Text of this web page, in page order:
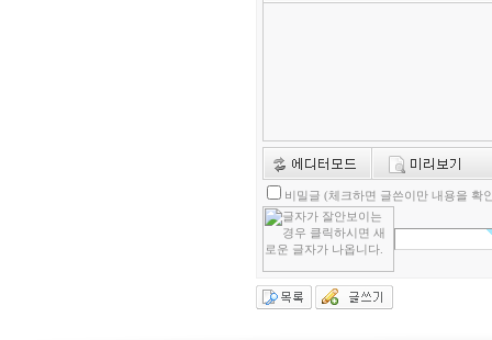
비밀글 (체크하면 글쓴이만 내용을 확